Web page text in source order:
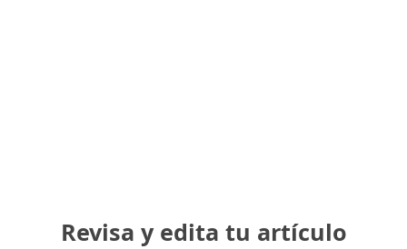
Revisa y edita tu artículo